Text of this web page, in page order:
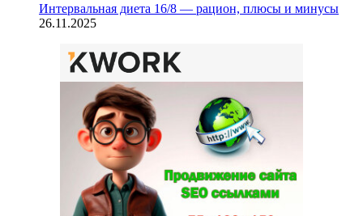
Интервальная диета 16/8 — рацион, плюсы и минусы
26.11.2025